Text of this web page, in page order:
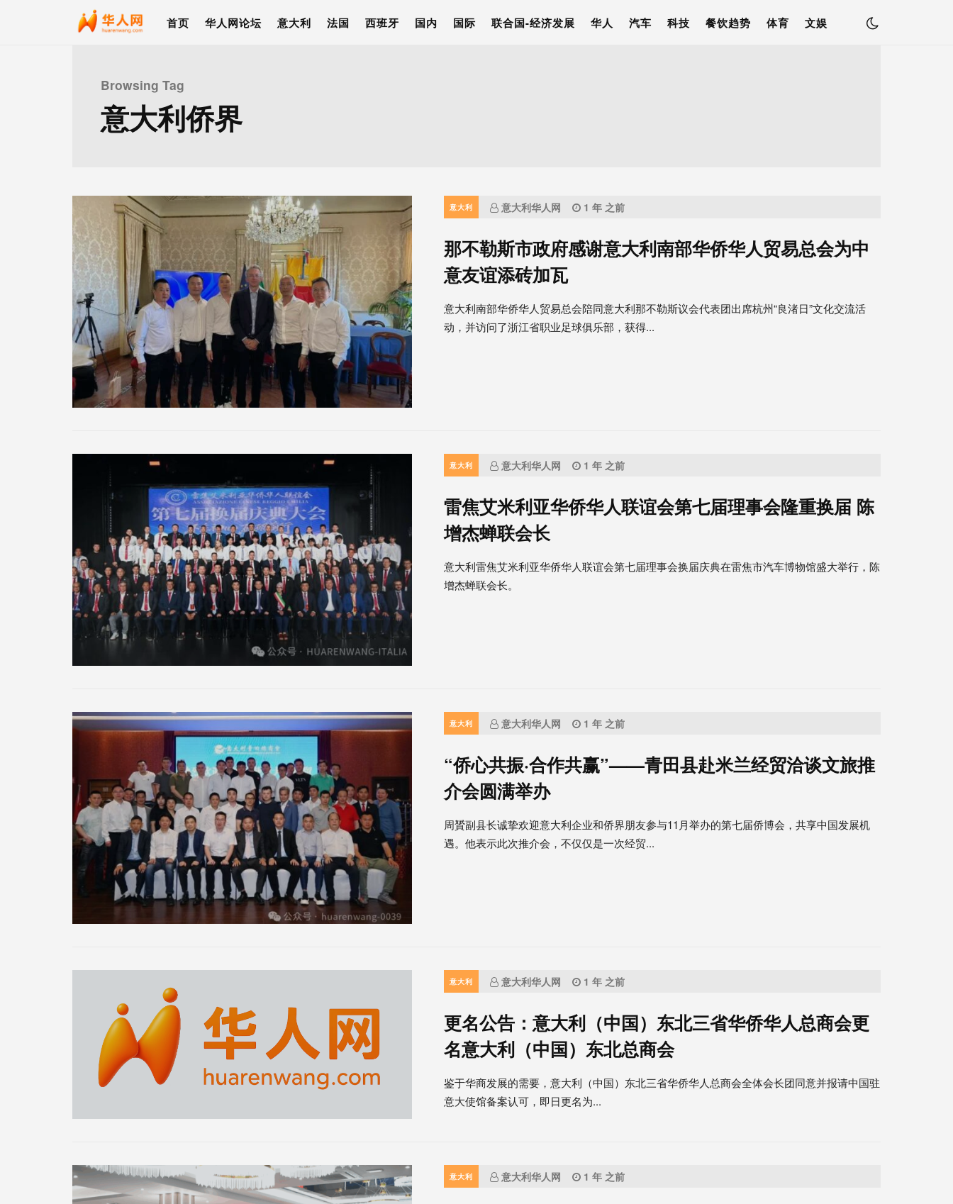
首页 华人网论坛 意大利 法国 西班牙 国内 国际 联合国-经济发展 华人 汽车 科技 餐饮趋势 体育 文娱
Browsing Tag
意大利侨界
意大利 意大利华人网 1 年 之前
那不勒斯市政府感谢意大利南部华侨华人贸易总会为中
意友谊添砖加瓦
意大利南部华侨华人贸易总会陪同意大利那不勒斯议会代表团出席杭州“良渚日”文化交流活
动，并访问了浙江省职业足球俱乐部，获得...
意大利 意大利华人网 1 年 之前
雷焦艾米利亚华侨华人联谊会第七届理事会隆重换届 陈
增杰蝉联会长
意大利雷焦艾米利亚华侨华人联谊会第七届理事会换届庆典在雷焦市汽车博物馆盛大举行，陈
增杰蝉联会长。
意大利 意大利华人网 1 年 之前
“侨心共振·合作共赢”——青田县赴米兰经贸洽谈文旅推
介会圆满举办
周贇副县长诚挚欢迎意大利企业和侨界朋友参与11月举办的第七届侨博会，共享中国发展机
遇。他表示此次推介会，不仅仅是一次经贸...
意大利 意大利华人网 1 年 之前
更名公告：意大利（中国）东北三省华侨华人总商会更
名意大利（中国）东北总商会
鉴于华商发展的需要，意大利（中国）东北三省华侨华人总商会全体会长团同意并报请中国驻
意大使馆备案认可，即日更名为...
意大利 意大利华人网 1 年 之前